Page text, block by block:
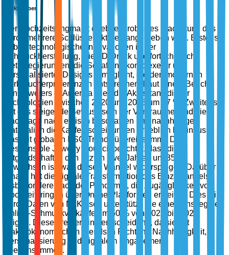
Markttreiber
Der Hochzeitsringmarkt erlebt ein robustes Wachstum, das
durch mehrere Schlüsselfaktoren angetrieben wird. Erstens
haben technologische Innovationen in der
Schmuckherstellung, wie 3D-Druck und fortschrittliche
Metalllegierungen, die Schaffung komplexerer und
personalisierter Designs ermöglicht, die den modernen
Verbraucherpräferenzen entsprechen. Laut einem Bericht
von Jewelers of America stieg die Akzeptanz dieser
Technologien zwischen 2020 und 2023 um 47 %. Zweitens
hat das steigende Bewusstsein der Verbraucher und die
Nachfrage nach ethisch beschafften und nachhaltigen
Materialien die Kaufentscheidungen erheblich beeinflusst,
was mit globalen ESG-Trends übereinstimmt. Der
Responsible Jewelry Council berichtet, dass die
Mitgliedschaft in den letzten zwei Jahren um 35 %
gewachsen ist, was diesen Wandel widerspiegelt. Darüber
hinaus hat die digitale Transformation des Einzelhandels,
insbesondere nach der Pandemie, die Zugänglichkeit von
Hochzeitsringen über Online-Plattformen erweitert. Dies wird
durch Daten von McKinsey unterstützt, die einen Anstieg der
Online-Schmuckverkäufe um 50 % von 2021 bis 2023
zeigen. Diese Treiber sind entscheidend, da sie mit
makroökonomischen Trends in Richtung Nachhaltigkeit,
Personalisierung und digitalem Engagement
übereinstimmen.